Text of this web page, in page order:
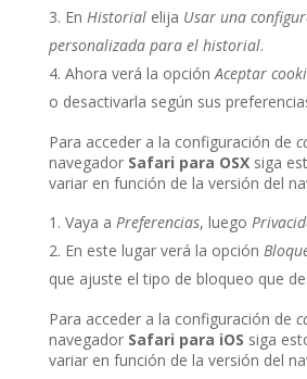
En Historialelija Usar una
personalizada para el historial.
Ahora verá la opciónAceptar
o desactivarla según sus
Para acceder a la configuración de
navegador Safari para OSXsiga
variar en función de la versión del
Vaya a Preferencias, luego
En este lugar verá la opción
que ajuste el tipo de bloqueo que
Para acceder a la configuración de
navegador Safari para iOS siga
variar en función de la versión del